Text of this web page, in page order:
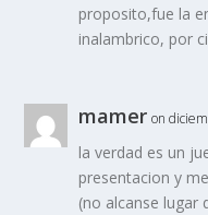
proposito,fue la
inalambrico, por
mamer on
la verdad es un
presentacion y
(no alcanse lugar